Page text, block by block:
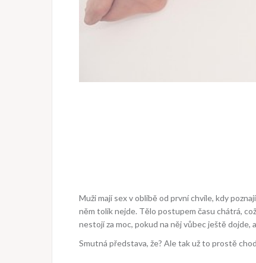
Muži mají sex v oblibě od první chvíle, kdy
něm tolik nejde. Tělo postupem času chátrá,
nestojí za moc, pokud na něj vůbec ještě dojde,
Smutná představa, že? Ale tak už to prostě